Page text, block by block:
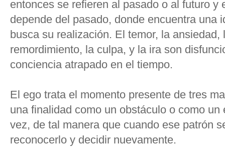
entonces se refieren al pasado o al futuro y
depende del pasado, donde encuentra una
busca su realización. El temor, la ansiedad,
remordimiento, la culpa, y la ira son
conciencia atrapado en el tiempo.
El ego trata el momento presente de tres
una finalidad como un obstáculo o como
vez, de tal manera que cuando ese patrón
reconocerlo y decidir nuevamente.